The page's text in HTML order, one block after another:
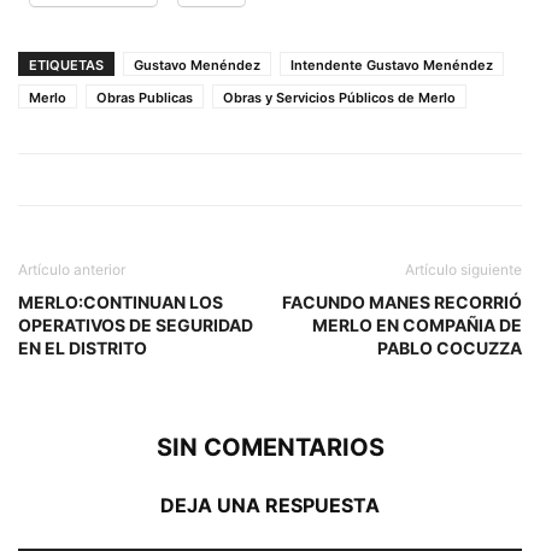
ETIQUETAS Gustavo Menéndez
Intendente Gustavo Menéndez
Merlo
Obras Publicas Obras y Servicios Públicos de Merlo
Artículo anterior
MERLO:CONTINUAN LOS
OPERATIVOS DE SEGURIDAD
EN EL DISTRITO
Artículo siguiente
FACUNDO MANES RECORRIÓ
MERLO EN COMPAÑIA DE
PABLO COCUZZA
SIN COMENTARIOS
DEJA UNA RESPUESTA